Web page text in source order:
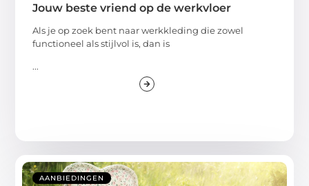
Jouw beste vriend op de werkvloer
Als je op zoek bent naar werkkleding die zowel
functioneel als stijlvol is, dan is
...
AANBIEDINGEN